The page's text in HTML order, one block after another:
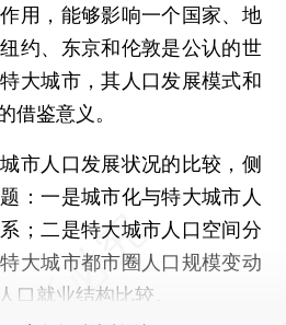
用，能够影响一个国家、地
约、东京和伦敦是公认的世
大城市，其人口发展模式和
借鉴意义。
人口发展状况的比较，侧
：一是城市化与特大城市人
；二是特大城市人口空间分
大城市都市圈人口规模变动
口就业结构比较。